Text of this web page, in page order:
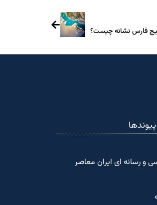
فارس نشانه چیست؟
پیوندها
و رسانه ای ایران معاصر